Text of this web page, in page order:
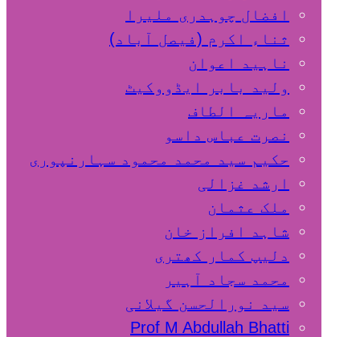
افضال چوہدری ملیرا
ثناء اکرم (فیصل آباد)
ناہید اعوان
ولید بابر ایڈووکیٹ
ماریہ الطاف
نصرت عباس داسو
حکیم سید محمد محمود سہارنپوری
ارشد غزالی
ملک عثمان
شاہد افراز خان
دلیپ کمار کھتری
محمد سجاد آہیر
سید نورالحسن گیلانی
Prof M Abdullah Bhatti